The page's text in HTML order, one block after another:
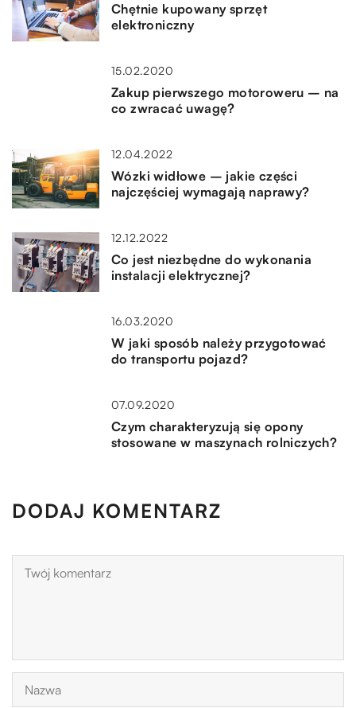
Chętnie kupowany sprzęt
elektroniczny
15.02.2020
Zakup pierwszego motoroweru – na
co zwracać uwagę?
12.04.2022
Wózki widłowe – jakie części
najczęściej wymagają naprawy?
12.12.2022
Co jest niezbędne do wykonania
instalacji elektrycznej?
16.03.2020
W jaki sposób należy przygotować
do transportu pojazd?
07.09.2020
Czym charakteryzują się opony
stosowane w maszynach rolniczych?
DODAJ KOMENTARZ